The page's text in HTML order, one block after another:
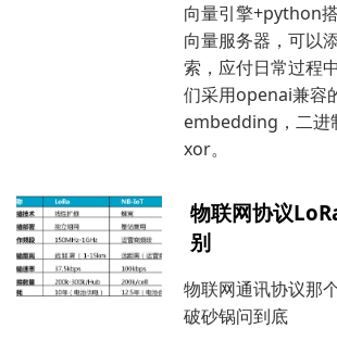
向量引擎+python
向量服务器，可以
索，应付日常过程
们采用openai兼容
embedding，二进
xor。
物联网协议
别
物联网通讯协议那
破砂锅问到底